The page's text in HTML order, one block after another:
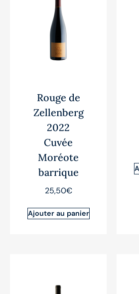
Rouge de
Zellenberg
2022
Cuvée
Moréote
barrique
25,50€
Ajouter au panier